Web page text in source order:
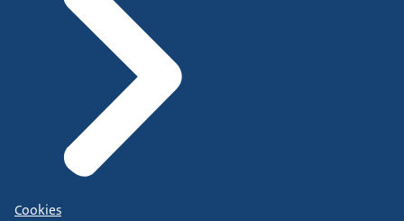
Cookies